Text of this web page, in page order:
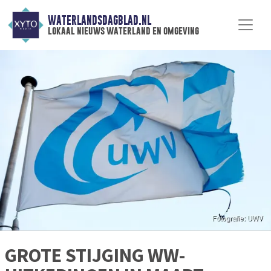
WATERLANDSDAGBLAD.NL
lokaal nieuws waterland en omgeving
GROTE STIJGING WW-